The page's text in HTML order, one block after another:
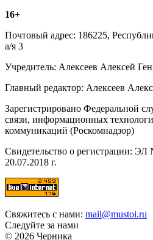
16+
Почтовый адрес: 186225,
а/я 3
Учредитель: Алексеев Алексей
Главный редактор: Алексеев
Зарегистрировано Федеральной
связи, информационных
коммуникаций (Роскомнадзор)
Свидетельство о регистрации:
20.07.2018 г.
Свяжитесь с нами: mail@mustoi.ru
Следуйте за нами
© 2026 Черника